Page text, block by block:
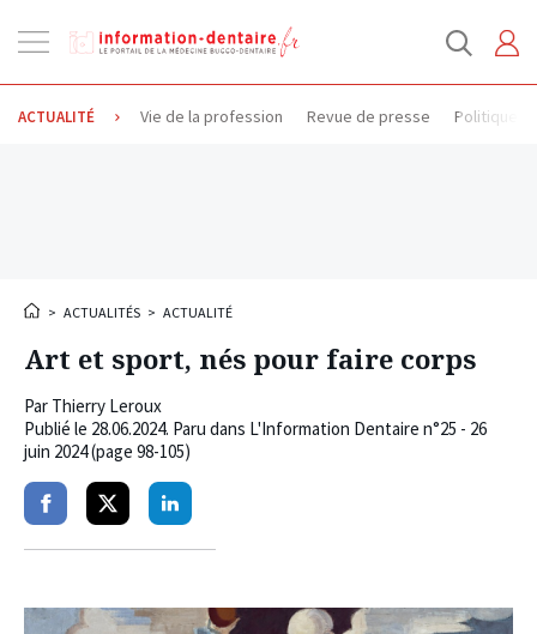
la
navigation
ACTUALITÉ Vie de la profession Revue de presse Politique
> ACTUALITÉS > ACTUALITÉ
Art et sport, nés pour faire corps
Par Thierry Leroux
Publié le 28.06.2024. Paru dans L'Information Dentaire n°25 - 26
juin 2024 (page 98-105)
PartagerPartagerPartager